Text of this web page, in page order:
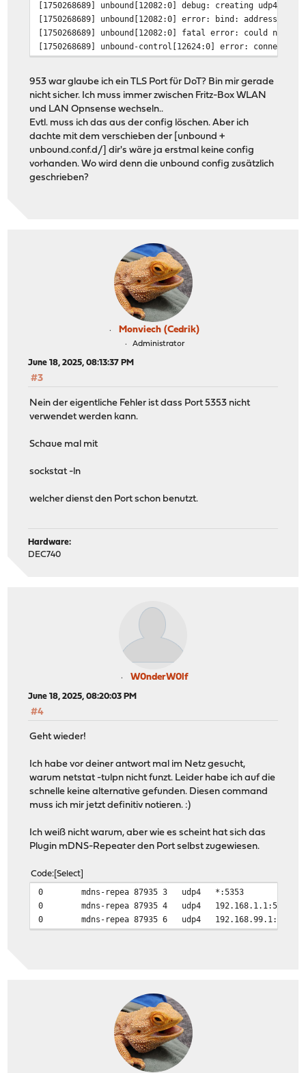
[1750268689] unbound[12082:0] debug: creating udp4
[1750268689] unbound[12082:0] error: bind: address
[1750268689] unbound[12082:0] fatal error: could not
[1750268689] unbound-control[12624:0] error: connect:
953 war glaube ich ein TLS Port für DoT? Bin mir gerade
nicht sicher. Ich muss immer zwischen Fritz-Box WLAN
und LAN Opnsense wechseln..
Evtl. muss ich das aus der config löschen. Aber ich
dachte mit dem verschieben der [unbound +
unbound.conf.d/] dir's wäre ja erstmal keine config
vorhanden. Wo wird denn die unbound config zusätzlich
geschrieben?
Monviech (Cedrik)
Administrator
June 18, 2025, 08:13:37 PM
#3
Nein der eigentliche Fehler ist dass Port 5353 nicht
verwendet werden kann.
Schaue mal mit
sockstat -ln
welcher dienst den Port schon benutzt.
Hardware:
DEC740
W0nderW0lf
June 18, 2025, 08:20:03 PM
#4
Geht wieder!
Ich habe vor deiner antwort mal im Netz gesucht,
warum netstat -tulpn nicht funzt. Leider habe ich auf die
schnelle keine alternative gefunden. Diesen command
muss ich mir jetzt definitiv notieren. :)
Ich weiß nicht warum, aber wie es scheint hat sich das
Plugin mDNS-Repeater den Port selbst zugewiesen.
Code Select
0 mdns-repea 87935 3 udp4
0 mdns-repea 87935 4 udp4
0 mdns-repea 87935 6 udp4